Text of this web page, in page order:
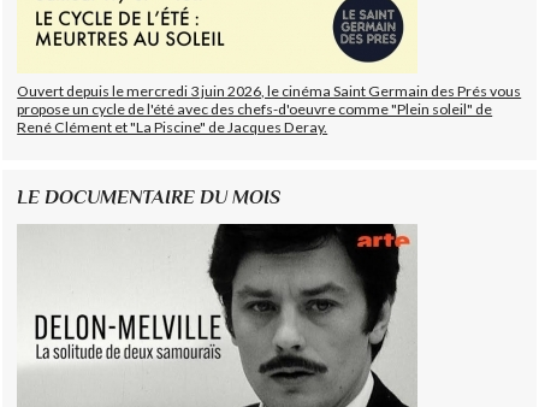
Ouvert depuis le mercredi 3 juin 2026, le cinéma Saint Germain des Prés vous
propose un cycle de l'été avec des chefs-d'oeuvre comme "Plein soleil" de
René Clément et "La Piscine" de Jacques Deray.
LE DOCUMENTAIRE DU MOIS